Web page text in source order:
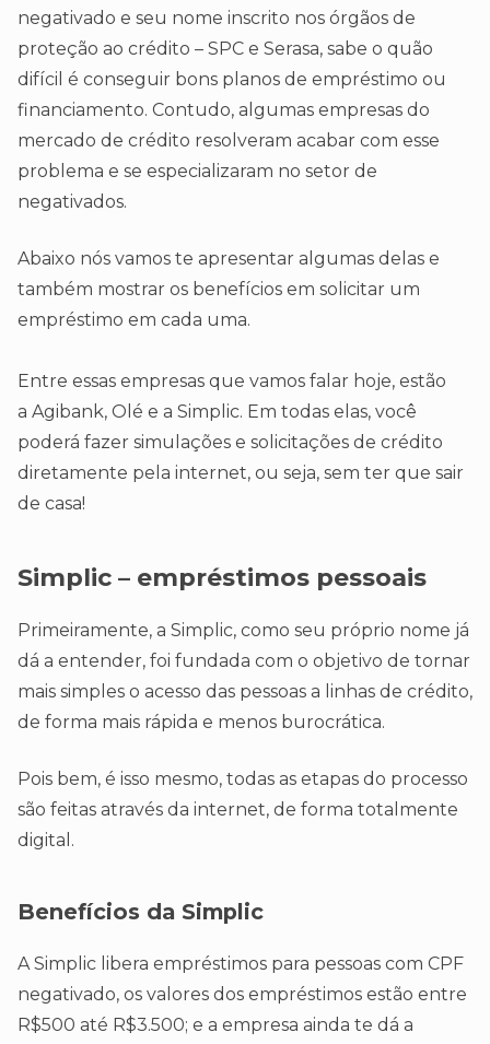
negativado e seu nome inscrito nos órgãos de
proteção ao crédito – SPC e Serasa, sabe o quão
difícil é conseguir bons planos de empréstimo ou
financiamento. Contudo, algumas empresas do
mercado de crédito resolveram acabar com esse
problema e se especializaram no setor de
negativados.
Abaixo nós vamos te apresentar algumas delas e
também mostrar os benefícios em solicitar um
empréstimo em cada uma.
Entre essas empresas que vamos falar hoje, estão
a Agibank, Olé e a Simplic. Em todas elas, você
poderá fazer simulações e solicitações de crédito
diretamente pela internet, ou seja, sem ter que sair
de casa!
Simplic – empréstimos pessoais
Primeiramente, a Simplic, como seu próprio nome já
dá a entender, foi fundada com o objetivo de tornar
mais simples o acesso das pessoas a linhas de crédito,
de forma mais rápida e menos burocrática.
Pois bem, é isso mesmo, todas as etapas do processo
são feitas através da internet, de forma totalmente
digital.
Benefícios da Simplic
A Simplic libera empréstimos para pessoas com CPF
negativado, os valores dos empréstimos estão entre
R$500 até R$3.500; e a empresa ainda te dá a